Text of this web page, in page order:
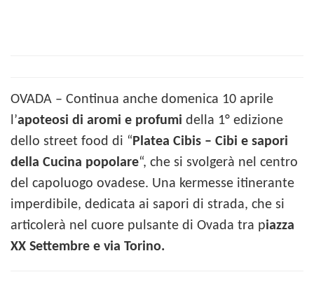
OVADA – Continua anche domenica 10 aprile
l’apoteosi di aromi e profumi della 1° edizione
dello street food di “Platea Cibis – Cibi e sapori
della Cucina popolare“, che si svolgerà nel centro
del capoluogo ovadese. Una kermesse itinerante
imperdibile, dedicata ai sapori di strada, che si
articolerà nel cuore pulsante di Ovada tra piazza
XX Settembre e via Torino.